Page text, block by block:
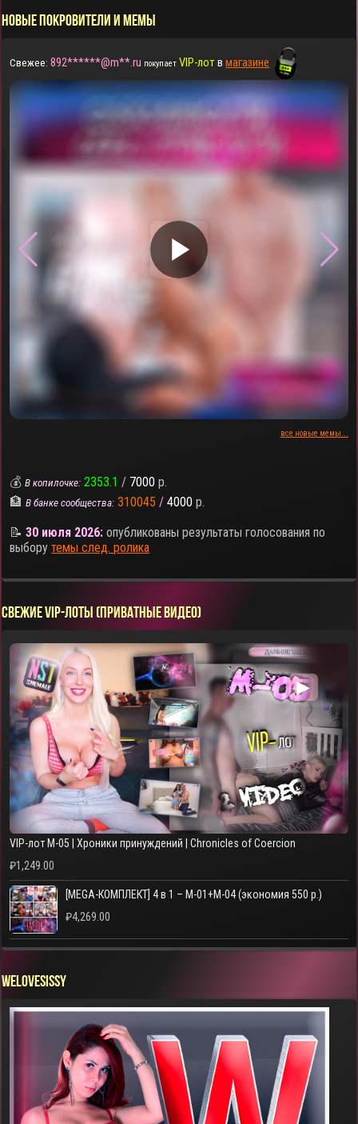
НОВЫЕ ПОКРОВИТЕЛИ И МЕМЫ
Свежее: 892******@m**.ru покупает VIP-лотвмагазине
▶
все новые мемы...
💰В копилочке: 2353.1 / 7000 р.
🏦В банке сообщества: 310045 / 4000 р.
📝30 июля 2026: опубликованы результаты голосования по
выборутемы след. ролика
СВЕЖИЕ VIP-ЛОТЫ (ПРИВАТНЫЕ ВИДЕО)
▶
VIP-лот M-05 | Хроники принуждений | Chronicles of Coercion
₽1,249.00
[MEGA-КОМПЛЕКТ] 4 в 1 – M-01+M-04 (экономия 550 р.)
₽4,269.00
WELOVESISSY